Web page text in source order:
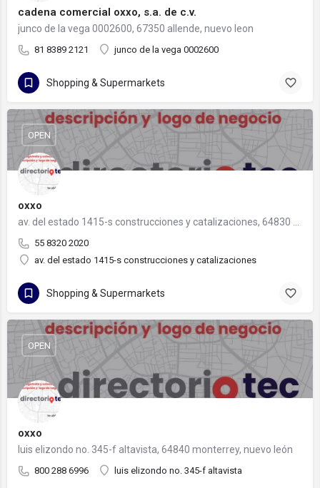
cadena comercial oxxo, s.a. de c.v.
junco de la vega 0002600, 67350 allende, nuevo leon
81 8389 2121 junco de la vega 0002600
Shopping & Supermarkets
oxxo
55 8320 2020
av. del estado 1415-s construcciones y catalizaciones
OPEN
Shopping & Supermarkets
oxxo
luis elizondo no. 345-f altavista, 64840 monterrey, nuevo león
800 288 6996 luis elizondo no. 345-f altavista
OPEN